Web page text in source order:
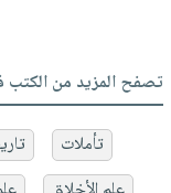
تصفح المزيد من الكتب
تأملات